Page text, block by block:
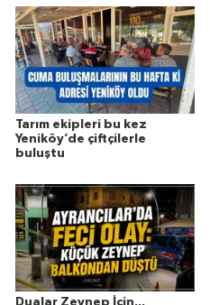
Tarım ekipleri bu kez
Yeniköy’de çiftçilerle
buluştu
Dualar Zeynep İçin...